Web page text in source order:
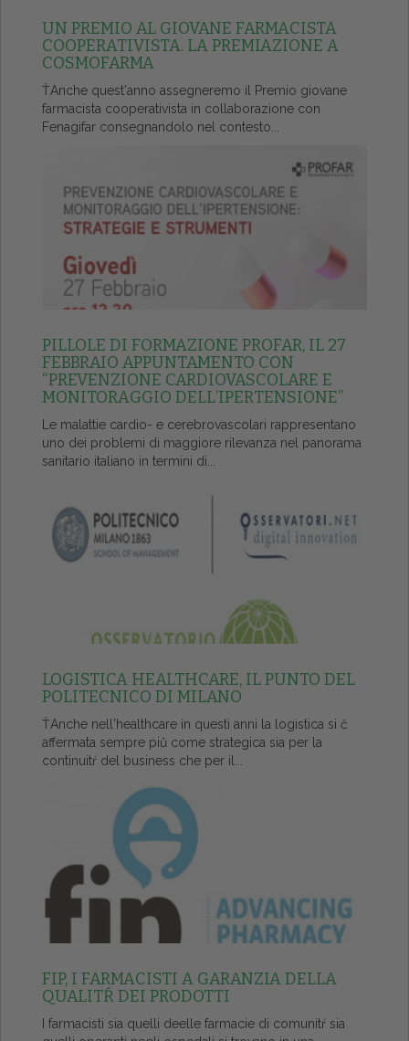
UN PREMIO AL GIOVANE FARMACISTA
COOPERATIVISTA. LA PREMIAZIONE A
COSMOFARMA
ŤAnche quest'anno assegneremo il Premio giovane
farmacista cooperativista in collaborazione con
Fenagifar consegnandolo nel contesto...
PILLOLE DI FORMAZIONE PROFAR, IL 27
FEBBRAIO APPUNTAMENTO CON
“PREVENZIONE CARDIOVASCOLARE E
MONITORAGGIO DELL’IPERTENSIONE”
Le malattie cardio- e cerebrovascolari rappresentano
uno dei problemi di maggiore rilevanza nel panorama
sanitario italiano in termini di...
LOGISTICA HEALTHCARE, IL PUNTO DEL
POLITECNICO DI MILANO
ŤAnche nell'healthcare in questi anni la logistica si č
affermata sempre piů come strategica sia per la
continuitŕ del business che per il...
FIP, I FARMACISTI A GARANZIA DELLA
QUALITŔ DEI PRODOTTI
I farmacisti sia quelli deelle farmacie di comunitŕ sia